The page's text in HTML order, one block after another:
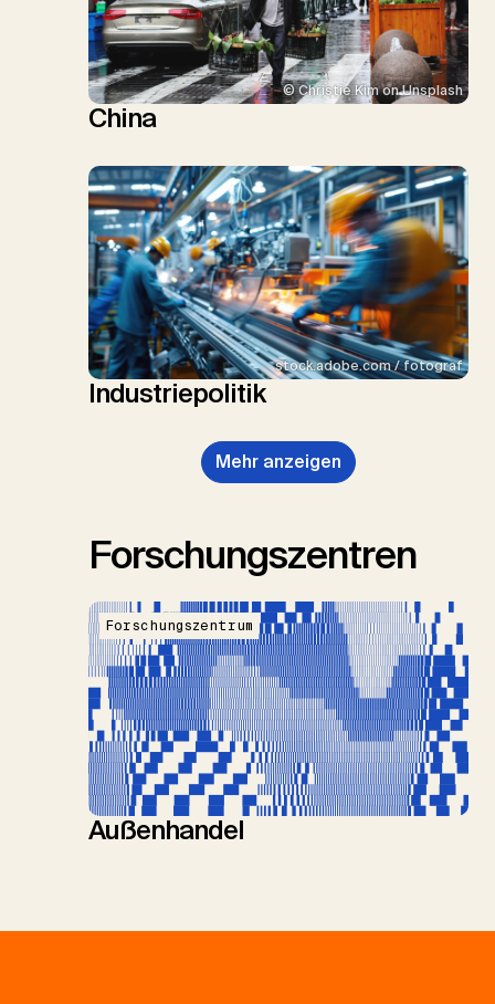
© Christie Kim on Unsplash
China
stock.adobe.com / fotograf
Industriepolitik
Mehr anzeigen
Forschungszentren
Forschungszentrum
Außenhandel